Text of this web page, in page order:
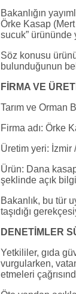
Bakanlığın
Örke Kasap (Mert
sucuk” ürününde
Söz konusu
bulunduğunun
FİRMA VE
Tarım ve Orman
Firma adı: Örke
Üretim yeri: İzmir
Ürün: Dana
şeklinde açık
Bakanlık, bu tür
taşıdığı
DENETİMLER
Yetkililer, gıda
vurgularken,
etmeleri